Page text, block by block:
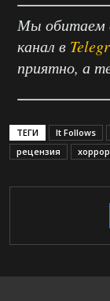
Мы обитаем
канал в
приятно, а
ТЕГИ It Follows
рецензия
хоррор